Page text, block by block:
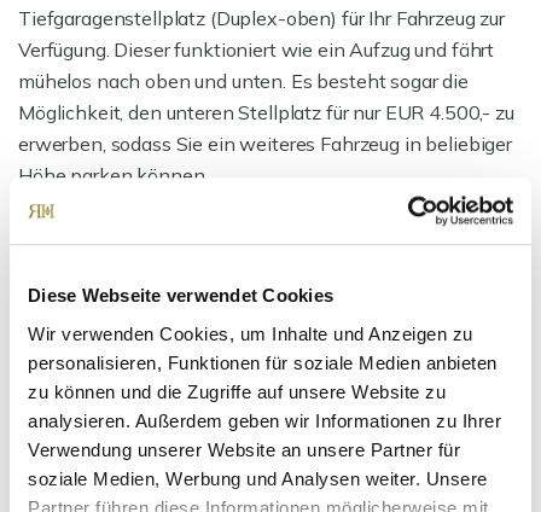
Diese Webseite verwendet Cookies
Wir verwenden Cookies, um Inhalte und Anzeigen zu
personalisieren, Funktionen für soziale Medien anbieten
zu können und die Zugriffe auf unsere Website zu
analysieren. Außerdem geben wir Informationen zu Ihrer
Verwendung unserer Website an unsere Partner für
soziale Medien, Werbung und Analysen weiter. Unsere
Partner führen diese Informationen möglicherweise mit
Tiefgaragenstellplatz (Duplex-oben) für Ihr Fahrzeug zur
Verfügung. Dieser funktioniert wie ein Aufzug und fährt
mühelos nach oben und unten. Es besteht sogar die
Möglichkeit, den unteren Stellplatz für nur EUR 4.500,- zu
erwerben, sodass Sie ein weiteres Fahrzeug in beliebiger
Höhe parken können.
Besonders hervorzuheben ist das gemauerte Kellerabteil
ideal als Lagerraum, da er vollständig abgeschlossen ist
und sich wie ein vollwertiger Raum anfühlt.
Ansprechpartner